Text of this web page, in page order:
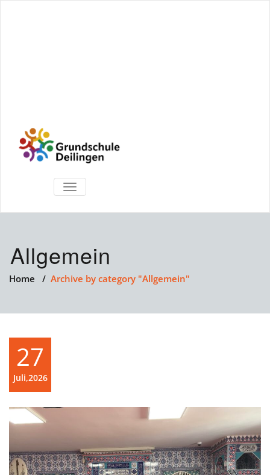
TOGGLE
NAVIGATION
Allgemein
Home / Archive by category "Allgemein"
27
Juli,2026